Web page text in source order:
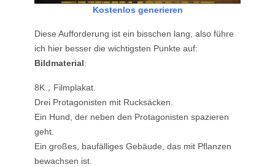
Kostenlos generieren
Diese Aufforderung ist ein bisschen lang, also führe
ich hier besser die wichtigsten Punkte auf:
Bildmaterial:
8K，Filmplakat.
Drei Protagonisten mit Rucksäcken.
Ein Hund, der neben den Protagonisten spazieren
geht.
Ein großes, baufälliges Gebäude, das mit Pflanzen
bewachsen ist.